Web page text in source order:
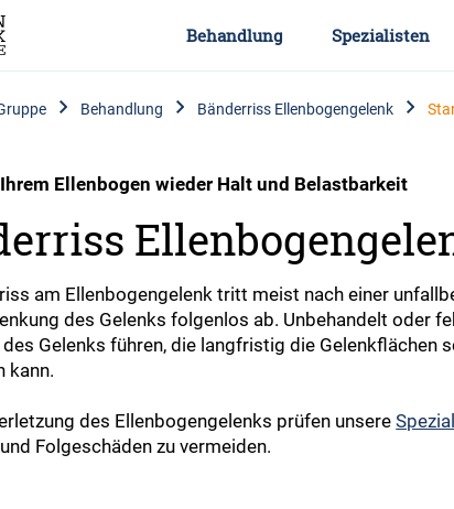
Behandlung Spezialisten
Behandlung Bänderriss Ellenbogengelenk
Ellenbogen wieder Halt und Belastbarkeit
am Ellenbogengelenk tritt meist nach einer
des Gelenks folgenlos ab. Unbehandelt oder
Gelenks führen, die langfristig die
kann.
des Ellenbogengelenks prüfen unsere
Folgeschäden zu vermeiden.